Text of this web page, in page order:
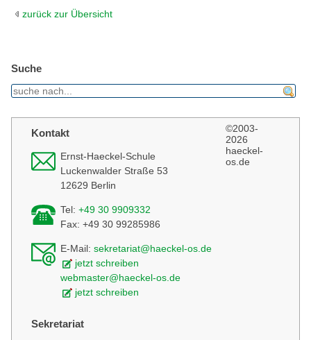
zurück zur Übersicht
Suche
Kontakt
Ernst-Haeckel-Schule
Luckenwalder Straße 53
12629 Berlin
Tel: +49 30 9909332
Fax: +49 30 99285986
E-Mail: sekretariat@haeckel-os.de
jetzt schreiben
webmaster@haeckel-os.de
jetzt schreiben
Sekretariat
©2003-
2026
haeckel-
os.de